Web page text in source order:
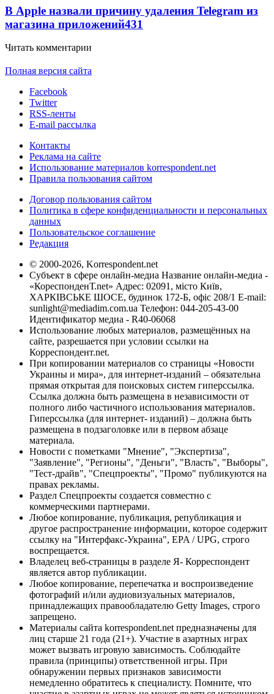
В Apple назвали причину удаления Telegram из
магазина приложений431
Читать комментарии
Полная версия сайта
Facebook
Twitter
RSS-ленты
E-mail рассылка
Контакты
Реклама на сайте
Использование материалов korrespondent.net
Правила пользования сайтом
Договор пользования сайтом
Политика в сфере конфиденциальности и персональных
данных
Пользовательское соглашение
Редакция
© 2000-2026, Korrespondent.net
Субъект в сфере онлайн-медиа Название онлайн-медиа -
«КореспонденТ.net» Адрес: 02091, місто Київ,
ХАРКІВСЬКЕ ШОСЕ, будинок 172-Б, офіс 208/1 E-mail:
sunlight@mediadim.com.ua Телефон: 044-205-43-00
Идентификатор медиа - R40-06068
Использование любых материалов, размещённых на
сайте, разрешается при условии ссылки на
Корреспондент.net.
При копировании материалов со страницы «Новости
Украины и мира», для интернет-изданий – обязательна
прямая открытая для поисковых систем гиперссылка.
Ссылка должна быть размещена в независимости от
полного либо частичного использования материалов.
Гиперссылка (для интернет- изданий) – должна быть
размещена в подзаголовке или в первом абзаце
материала.
Новости с пометками "Мнение", "Экспертиза",
"Заявление", "Регионы", "Деньги", "Власть", "Выборы",
"Тест-драйв", "Спецпроекты", "Промо" публикуются на
правах рекламы.
Раздел Спецпроекты создается совместно с
коммерческими партнерами.
Любое копирование, публикация, републикация и
другое распространение информации, которое содержит
ссылку на "Интерфакс-Украина", EPA / UPG, строго
воспрещается.
Владелец веб-страницы в разделе Я- Корреспондент
является автор публикации.
Любое копирование, перепечатка и воспроизведение
фотографий и/или аудиовизуальных материалов,
принадлежащих правообладателю Getty Images, строго
запрещено.
Материалы сайта korrespondent.net предназначены для
лиц старше 21 года (21+). Участие в азартных играх
может вызвать игровую зависимость. Соблюдайте
правила (принципы) ответственной игры. При
обнаружении первых признаков зависимости
немедленно обратитесь к специалисту. Помните, что